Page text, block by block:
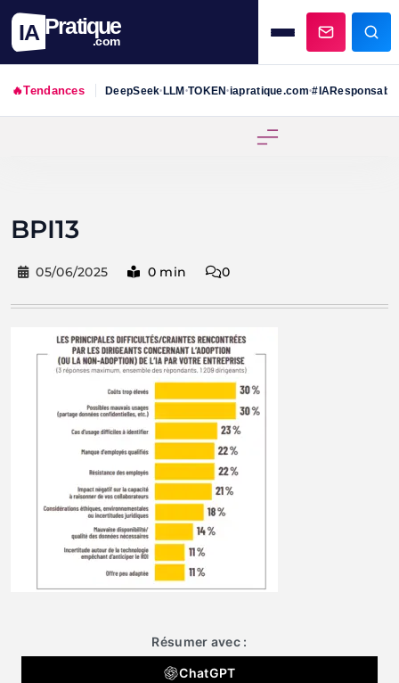
IA Pratique
.com
🔥Tendances DeepSeek•LLM•TOKEN•iapratique.com•#IAResponsable
BPI13
05/06/2025 0 min 0
Résumer avec :
ChatGPT